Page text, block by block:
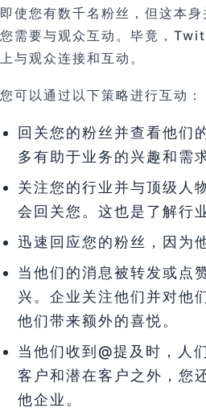
即使您有数千名粉丝，但这本身
您需要与观众互动。毕竟，
上与观众连接和互动。
您可以通过以下策略进行互动：
回关您的粉丝并查看他们
多有助于业务的兴趣和需
关注您的行业并与顶级人
会回关您。这也是了解行
迅速回应您的粉丝，因为
当他们的消息被转发或点
兴。企业关注他们并对他
他们带来额外的喜悦。
当他们收到@提及时，人
客户和潜在客户之外，您
他企业。